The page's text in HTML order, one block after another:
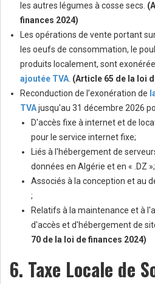
les autres légumes à cosse secs.
finances 2024)
Les opérations de vente portant
les oeufs de consommation, le
produits localement, sont
ajoutée TVA (Article 65 de la loi
Reconduction de l’exonération de
TVAjusqu'au 31 décembre 2026
D'accès fixe à internet et de
pour le service internet fixe;
Liés à l'hébergement de
données en Algérie et en « .DZ »;
Associés à la conception et au
;
Relatifs à la maintenance et à
d'accès et d'hébergement de
70 de la loi de finances 2024)
6. Taxe Locale de